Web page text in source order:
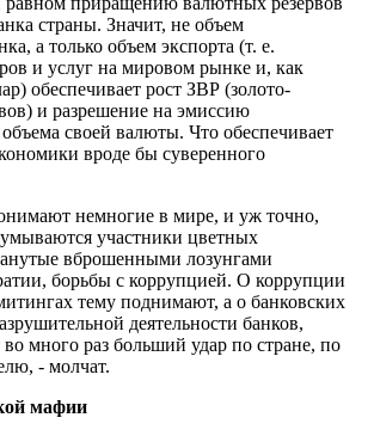
страны. Значит, не объем
а только объем экспорта (т. е.
и услуг на мировом рынке и, как
обеспечивает рост ЗВР (золото-
и разрешение на эмиссию
своей валюты. Что обеспечивает
вроде бы суверенного
немногие в мире, и уж точно,
участники цветных
вброшенными лозунгами
борьбы с коррупцией. О коррупции
тему поднимают, а о банковских
деятельности банков,
во много раз больший удар по стране, по
- молчат.
мафии